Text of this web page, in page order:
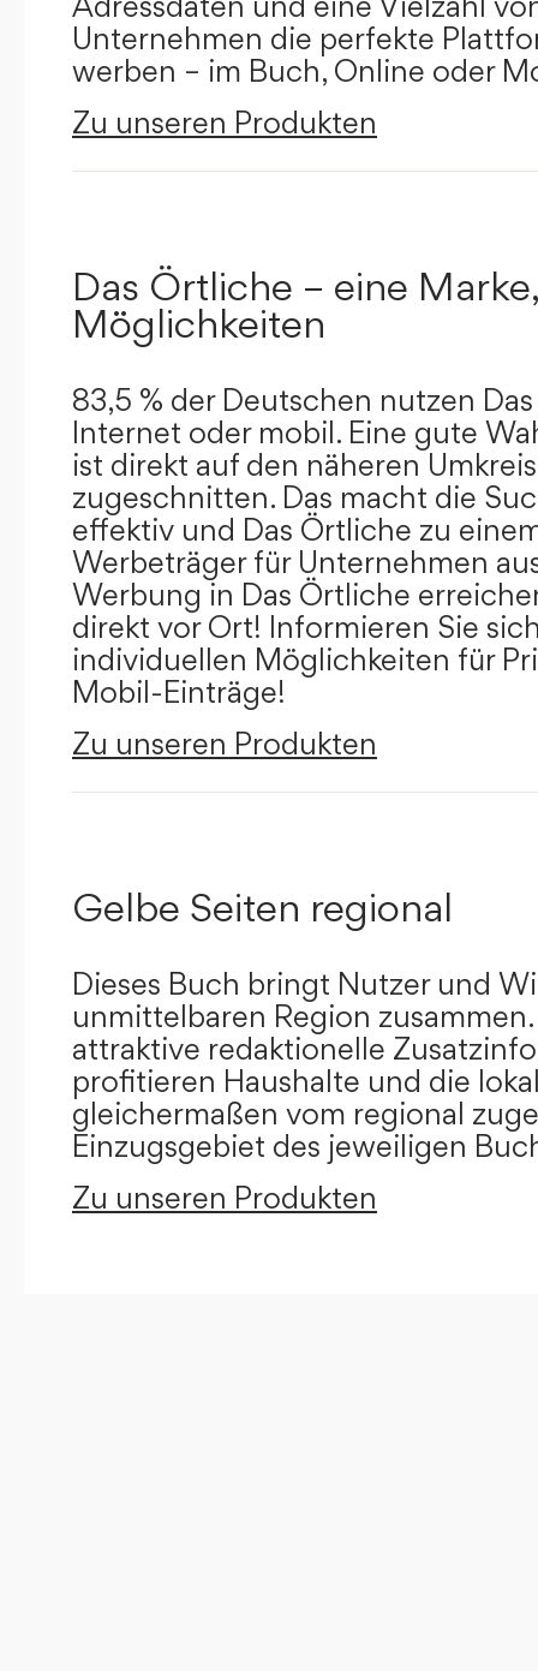
Unternehmen die perfekte
werben – im Buch, Online oder
Zu unseren Produkten
Das Örtliche – eine
Möglichkeiten
83,5 % der Deutschen nutzen
Internet oder mobil. Eine gute
ist direkt auf den näheren
zugeschnitten. Das macht die
effektiv und Das Örtliche zu
Werbeträger für Unternehmen
Werbung in Das Örtliche
direkt vor Ort! Informieren Sie
individuellen Möglichkeiten für
Mobil-Einträge!
Zu unseren Produkten
Gelbe Seiten regional
Dieses Buch bringt Nutzer und
unmittelbaren Region
attraktive redaktionelle
profitieren Haushalte und die
gleichermaßen vom regional
Einzugsgebiet des jeweiligen
Zu unseren Produkten